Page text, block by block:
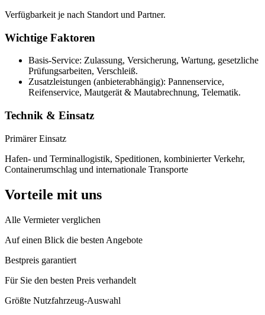
Verfügbarkeit je nach Standort und Partner.
Wichtige Faktoren
Basis-Service: Zulassung, Versicherung, Wartung, gesetzliche
Prüfungsarbeiten, Verschleiß.
Zusatzleistungen (anbieterabhängig): Pannenservice,
Reifenservice, Mautgerät & Mautabrechnung, Telematik.
Technik & Einsatz
Primärer Einsatz
Hafen- und Terminallogistik, Speditionen, kombinierter Verkehr,
Containerumschlag und internationale Transporte
Vorteile mit uns
Alle Vermieter verglichen
Auf einen Blick die besten Angebote
Bestpreis garantiert
Für Sie den besten Preis verhandelt
Größte Nutzfahrzeug-Auswahl